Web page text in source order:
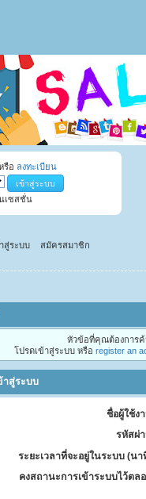
รือ ลงทะเบียน
เซสชั่น
สู่ระบบ สมัครสมาชิก
หัวข้อที่คุณต้องการ
โปรดเข้าสู่ระบบ หรือ register an
าสู่ระบบ
ชื่อผู้ใช้ง
รหัสผ่
ระยะเวลาที่จะอยู่ในระบบ (นา
คงสถานะการเข้าระบบไว้ตล